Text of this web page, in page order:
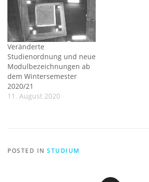
Veränderte
Studienordnung und neue
Modulbezeichnungen ab
dem Wintersemester
2020/21
11. August 2020
POSTED IN STUDIUM